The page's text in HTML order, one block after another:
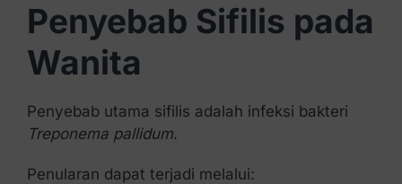
Penyebab Sifilis pada
Wanita
Penyebab utama sifilis adalah infeksi bakteri
Treponema pallidum.
Penularan dapat terjadi melalui: